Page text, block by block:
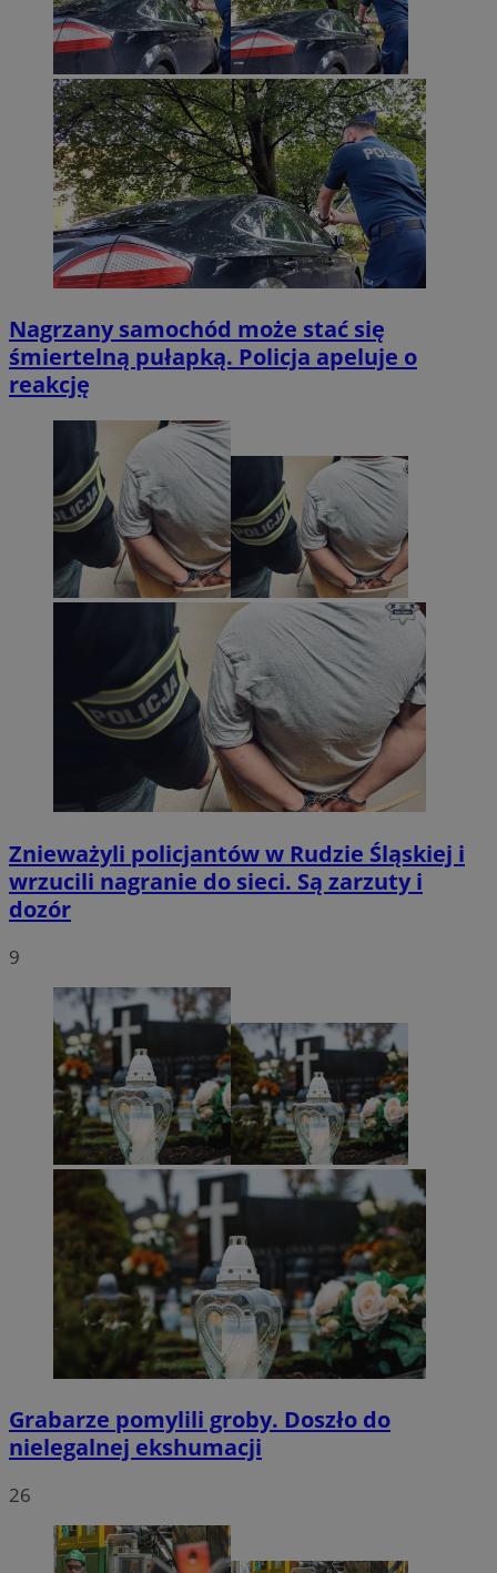
Nagrzany samochód może stać się
śmiertelną pułapką. Policja apeluje o
reakcję
Znieważyli policjantów w Rudzie Śląskiej i
wrzucili nagranie do sieci. Są zarzuty i
dozór
9
Grabarze pomylili groby. Doszło do
nielegalnej ekshumacji
26